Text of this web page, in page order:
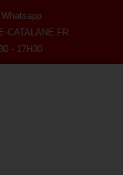
Whatsapp
CATALANE.FR
- 17H30